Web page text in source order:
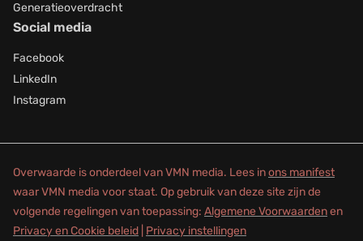
Generatieoverdracht
Social media
Facebook
LinkedIn
Instagram
Overwaarde is onderdeel van VMN media. Lees inons manifest
waar VMN media voor staat. Op gebruik van deze site zijn de
volgende regelingen van toepassing: Algemene Voorwaardenen
Privacy en Cookie beleid Privacy instellingen